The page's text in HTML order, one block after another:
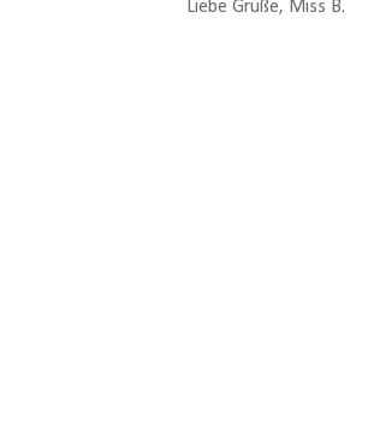
Liebe Grüße, Miss B.